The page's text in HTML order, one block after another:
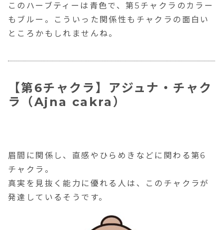
このハーブティーは青色で、第5チャクラのカラー
もブルー。こういった関係性もチャクラの面白い
ところかもしれませんね。
【第6チャクラ】アジュナ・チャク
ラ（Ajna cakra）
眉間に関係し、 直感やひらめき などに関わる第6
チャクラ。
真実を見抜く能力に優れる人は、このチャクラが
発達しているそうです。